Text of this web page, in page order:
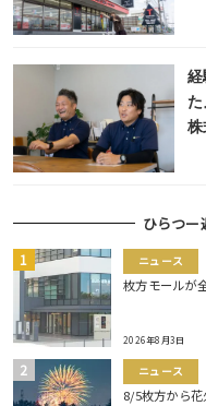
経
株
ひらつー
ニュース
枚方モールが
2026年8月3日
ニュース
8/5枚方から